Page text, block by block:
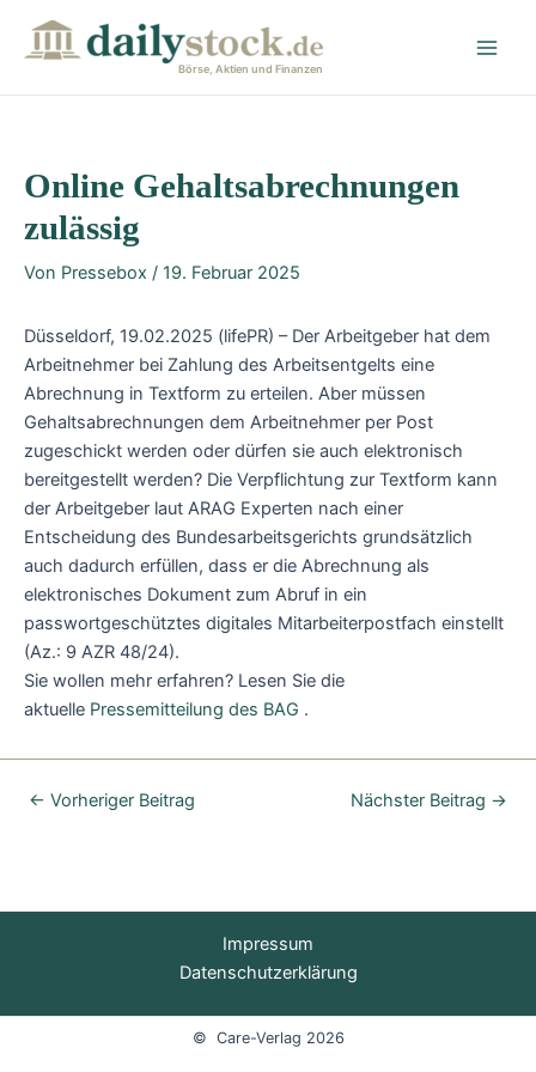
Börse, Aktien und Finanzen
Online Gehaltsabrechnungen
zulässig
Von Pressebox / 19. Februar 2025
Düsseldorf, 19.02.2025 (lifePR) – Der Arbeitgeber hat dem
Arbeitnehmer bei Zahlung des Arbeitsentgelts eine
Abrechnung in Textform zu erteilen. Aber müssen
Gehaltsabrechnungen dem Arbeitnehmer per Post
zugeschickt werden oder dürfen sie auch elektronisch
bereitgestellt werden? Die Verpflichtung zur Textform kann
der Arbeitgeber laut ARAG Experten nach einer
Entscheidung des Bundesarbeitsgerichts grundsätzlich
auch dadurch erfüllen, dass er die Abrechnung als
elektronisches Dokument zum Abruf in ein
passwortgeschütztes digitales Mitarbeiterpostfach einstellt
(Az.: 9 AZR 48/24).
Sie wollen mehr erfahren? Lesen Sie die
aktuelle Pressemitteilung des BAG .
← Vorheriger Beitrag Nächster Beitrag →
Impressum
Datenschutzerklärung
© Care-Verlag 2026